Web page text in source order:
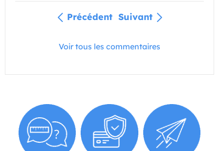
Précédent Suivant
Voir tous les commentaires